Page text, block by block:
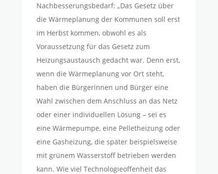
Nachbesserungsbedarf: „Das Gesetz über
die Wärmeplanung der Kommunen soll erst
im Herbst kommen, obwohl es als
Voraussetzung für das Gesetz zum
Heizungsaustausch gedacht war. Denn erst,
wenn die Wärmeplanung vor Ort steht,
haben die Bürgerinnen und Bürger eine
Wahl zwischen dem Anschluss an das Netz
oder einer individuellen Lösung – sei es
eine Wärmepumpe, eine Pelletheizung oder
eine Gasheizung, die später beispielsweise
mit grünem Wasserstoff betrieben werden
kann. Wie viel Technologieoffenheit das